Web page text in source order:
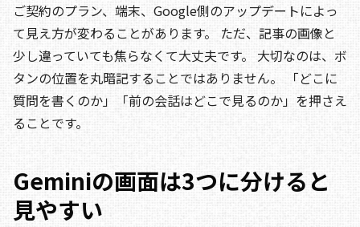
ご契約のプラン、端末、Google側のアップデートによっ
て見え方が変わることがあります。 ただ、記事の画像と
少し違っていても焦らなくて大丈夫です。 大切なのは、ボ
タンの位置を丸暗記することではありません。 「どこに
質問を書くのか」「前の会話はどこで見るのか」を押さえ
ることです。
Geminiの画面は3つに分けると
見やすい